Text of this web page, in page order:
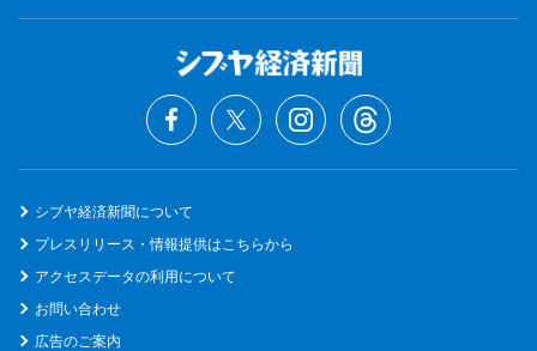
シブヤ経済新聞について
プレスリリース・情報提供はこちらから
アクセスデータの利用について
お問い合わせ
広告のご案内